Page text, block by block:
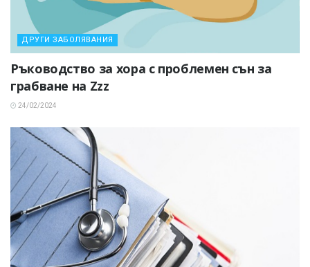
ДРУГИ ЗАБОЛЯВАНИЯ
Ръководство за хора с проблемен сън за
грабване на Zzz
24/02/2024